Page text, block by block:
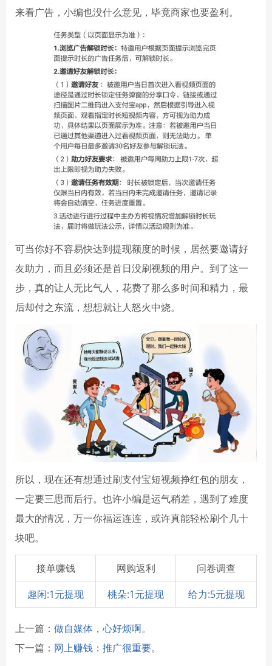
来看广告，小编也没什么意见，毕竟商家也要盈利。
可当你好不容易快达到提现额度的时候，居然要邀请好
友助力，而且必须还是首日没刷视频的用户。到了这一
步，真的让人无比气人，花费了那么多时间和精力，最
后却付之东流，想想就让人怒火中烧。
所以，现在还有想通过刷支付宝短视频挣红包的朋友，
一定要三思而后行。也许小编是运气稍差，遇到了难度
最大的情况，万一你福运连连，或许真能轻松刷个几十
块吧。
接单赚钱 网购返利
问卷调查
趣闲:1元提现
桃朵:1元提现 给力:5元提现
上一篇： 做自媒体，心好烦啊。
下一篇： 网上赚钱：推广很重要。